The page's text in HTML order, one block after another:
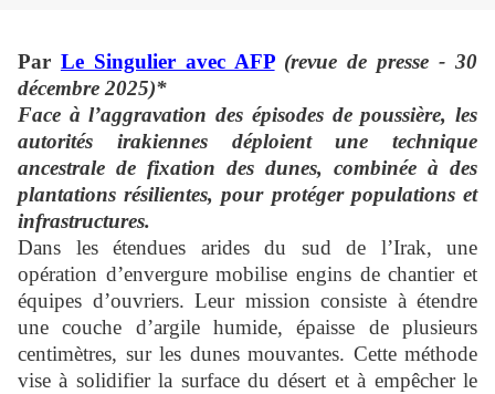
Par Le Singulier avec AFP (revue de presse - 30
décembre 2025)*
Face à l’aggravation des épisodes de poussière, les
autorités irakiennes déploient une technique
ancestrale de fixation des dunes, combinée à des
plantations résilientes, pour protéger populations et
infrastructures.
Dans les étendues arides du sud de l’Irak, une
opération d’envergure mobilise engins de chantier et
équipes d’ouvriers. Leur mission consiste à étendre
une couche d’argile humide, épaisse de plusieurs
centimètres, sur les dunes mouvantes. Cette méthode
vise à solidifier la surface du désert et à empêcher le